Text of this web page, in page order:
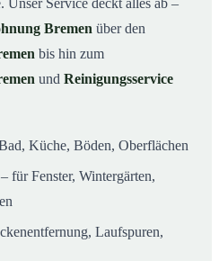
Bremen über den
bis hin zum
und Reinigungsservice
Küche, Böden, Oberflächen
– für Fenster, Wintergärten,
Laufspuren,